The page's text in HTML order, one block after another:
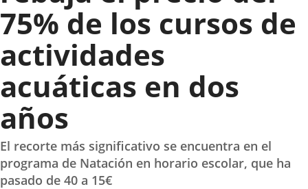
75% de los cursos de
actividades
acuáticas en dos
años
El recorte más significativo se encuentra en el
programa de Natación en horario escolar, que ha
pasado de 40 a 15€